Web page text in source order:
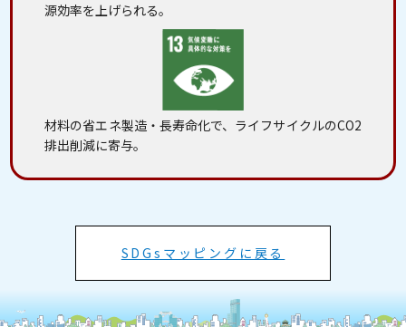
源効率を上げられる。
材料の省エネ製造・長寿命化で、ライフサイクルのCO2
排出削減に寄与。
SDGsマッピングに戻る